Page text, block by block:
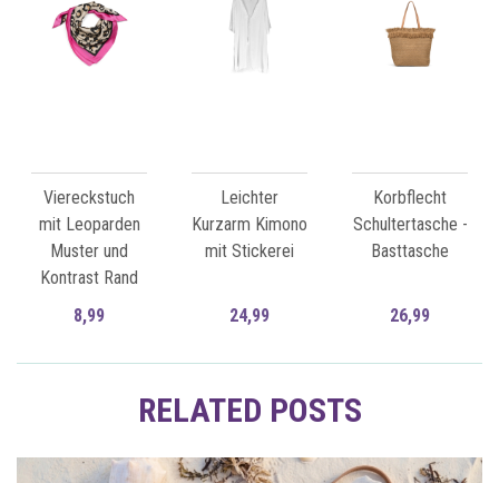
Viereckstuch
mit Leoparden
Muster und
Kontrast Rand
8,99
Leichter
Kurzarm Kimono
mit Stickerei
24,99
Korbflecht
Schultertasche -
Basttasche
26,99
RELATED POSTS